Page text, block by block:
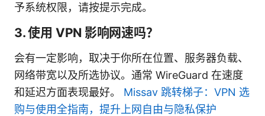
予系统权限，请按提示完成。
3. 使用 VPN 影响网速吗？
会有一定影响，取决于你所在位置、服务器负载、
网络带宽以及所选协议。通常 WireGuard 在速度
和延迟方面表现最好。 Missav 跳转梯子：VPN 选
购与使用全指南，提升上网自由与隐私保护